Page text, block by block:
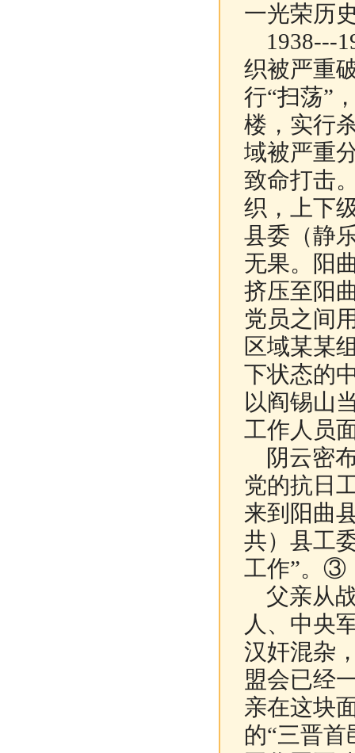
一光荣历
1938---
织被严重
行“扫荡”
楼，实行
域被严重
致命打击
织，上下
县委（静
无果。阳
挤压至阳
党员之间
区域某某
下状态的
以阎锡山
工作人员
阴云密
党的抗日
来到阳曲
共）县工
工作”。③
父亲从
人、中央
汉奸混杂
盟会已经
亲在这块
的“三晋